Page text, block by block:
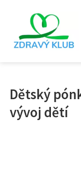
Dětský
vývoj dětí